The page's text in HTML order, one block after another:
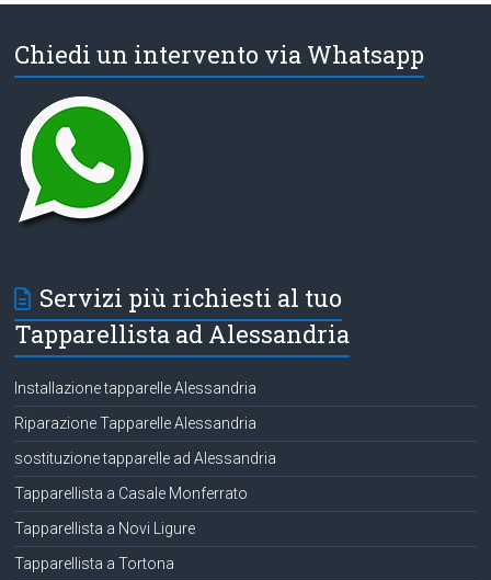
Chiedi un intervento via Whatsapp
Servizi più richiesti al tuo
Tapparellista ad Alessandria
Installazione tapparelle Alessandria
Riparazione Tapparelle Alessandria
sostituzione tapparelle ad Alessandria
Tapparellista a Casale Monferrato
Tapparellista a Novi Ligure
Tapparellista a Tortona